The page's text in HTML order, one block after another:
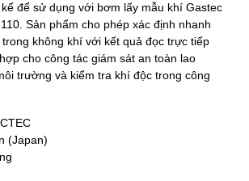
để sử dụng với bơm lấy mẫu khí Gastec
Sản phẩm cho phép xác định nhanh
không khí với kết quả đọc trực tiếp
cho công tác giám sát an toàn lao
trường và kiểm tra khí độc trong công
(Japan)